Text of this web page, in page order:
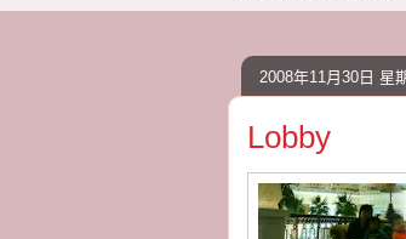
2008年11月30日 星
Lobby